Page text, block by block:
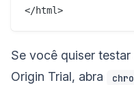
Se você quiser
Origin Trial, abra